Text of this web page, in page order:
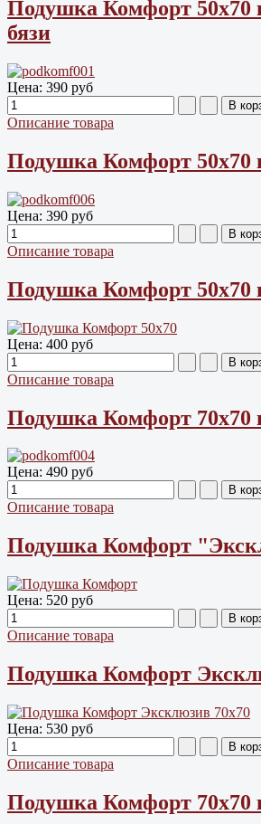
Подушка Комфорт 50х70
бязи
Цена: 390 руб
Описание товара
Подушка Комфорт 50х70
Цена: 390 руб
Описание товара
Подушка Комфорт 50х70
Цена: 400 руб
Описание товара
Подушка Комфорт 70х70
Цена: 490 руб
Описание товара
Подушка Комфорт
Цена: 520 руб
Описание товара
Подушка Комфорт
Цена: 530 руб
Описание товара
Подушка Комфорт 70х70